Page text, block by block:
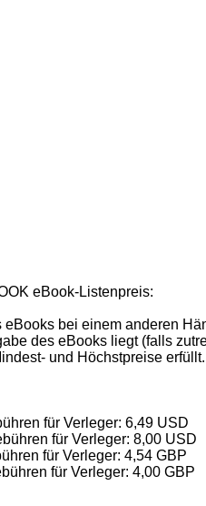
eBook-Listenpreis:
bei einem anderen
des eBooks liegt (falls
und Höchstpreise erfüllt.
für Verleger: 6,49 USD
für Verleger: 8,00 USD
für Verleger: 4,54 GBP
für Verleger: 4,00 GBP